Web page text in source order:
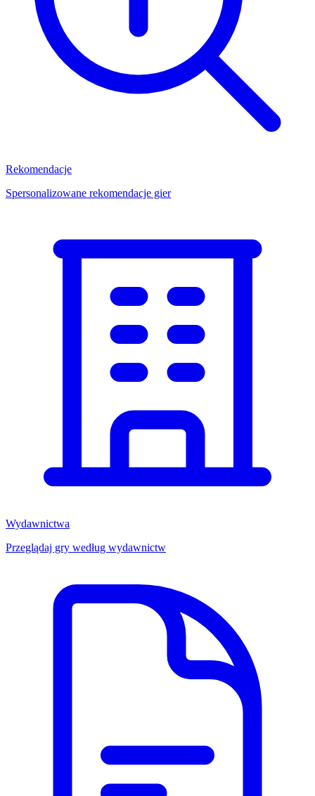
Rekomendacje
Spersonalizowane rekomendacje gier
Wydawnictwa
Przeglądaj gry według wydawnictw